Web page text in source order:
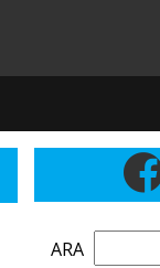
ARA